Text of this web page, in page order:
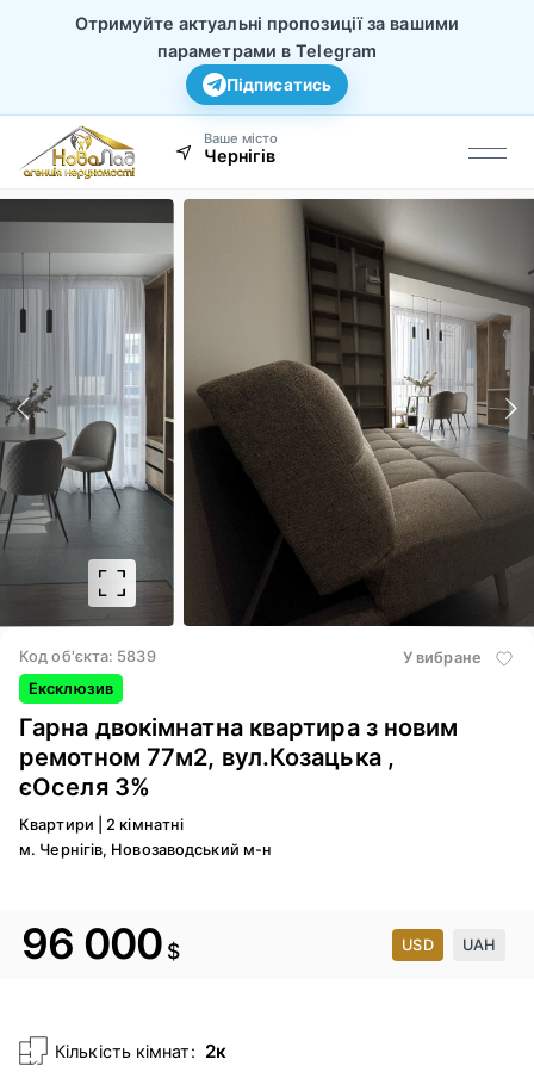
Отримуйте актуальні пропозиції за вашими
параметрами в Telegram
Підписатись
Ваше місто
Чернігів
Код об'єкта: 5839
У вибране
Ексклюзив
Гарна двокімнатна квартира з новим
ремотном 77м2, вул.Козацька ,
єОселя 3%
Квартири |2 кімнатні
м. Чернігів, Новозаводський м-н
96 000 $ USD UAH
Кількість кімнат: 2к